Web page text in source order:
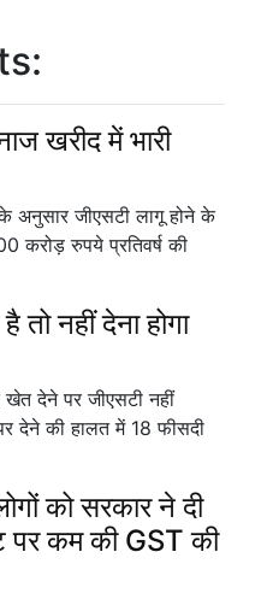
खरीद में भारी
के अनुसार जीएसटी लागू होने के
करोड़ रुपये प्रतिवर्ष की
नहीं देना होगा
खेत देने पर जीएसटी नहीं
देने की हालत में 18 फीसदी
को सरकार ने दी
पर कम की GST की